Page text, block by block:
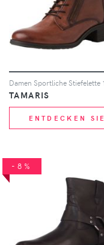
TAMARIS
ENTDECKEN SIE
-8%